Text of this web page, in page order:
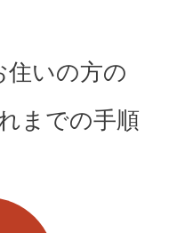
住いの方の
までの手順